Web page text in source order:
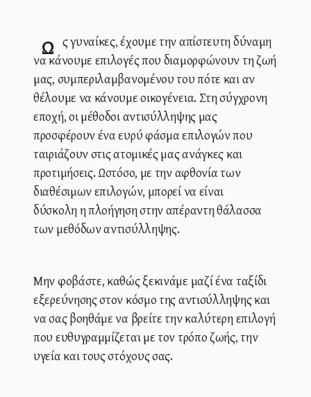
Ως γυναίκες, έχουμε την απίστευτη δύναμη
να κάνουμε επιλογές που διαμορφώνουν τη ζωή
μας, συμπεριλαμβανομένου του πότε και αν
θέλουμε να κάνουμε οικογένεια. Στη σύγχρονη
εποχή, οι μέθοδοι αντισύλληψης μας
προσφέρουν ένα ευρύ φάσμα επιλογών που
ταιριάζουν στις ατομικές μας ανάγκες και
προτιμήσεις. Ωστόσο, με την αφθονία των
διαθέσιμων επιλογών, μπορεί να είναι
δύσκολη η πλοήγηση στην απέραντη θάλασσα
των μεθόδων αντισύλληψης.
Μην φοβάστε, καθώς ξεκινάμε μαζί ένα ταξίδι
εξερεύνησης στον κόσμο της αντισύλληψης και
να σας βοηθάμε να βρείτε την καλύτερη επιλογή
που ευθυγραμμίζεται με τον τρόπο ζωής, την
υγεία και τους στόχους σας.